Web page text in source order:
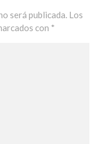
será publicada. Los
con *